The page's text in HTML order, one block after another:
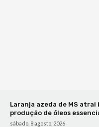
Laranja azeda de MS
produção de óleos
sábado, 8 agosto, 2026